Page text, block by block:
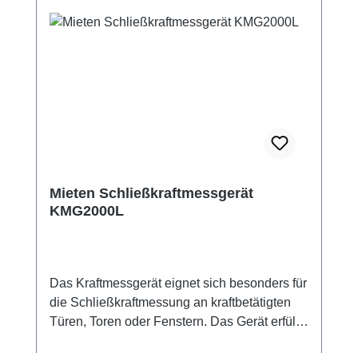
Mieten Schließkraftmessgerät
KMG2000L
Das Kraftmessgerät eignet sich besonders für
die Schließkraftmessung an kraftbetätigten
Türen, Toren oder Fenstern. Das Gerät erfüllt